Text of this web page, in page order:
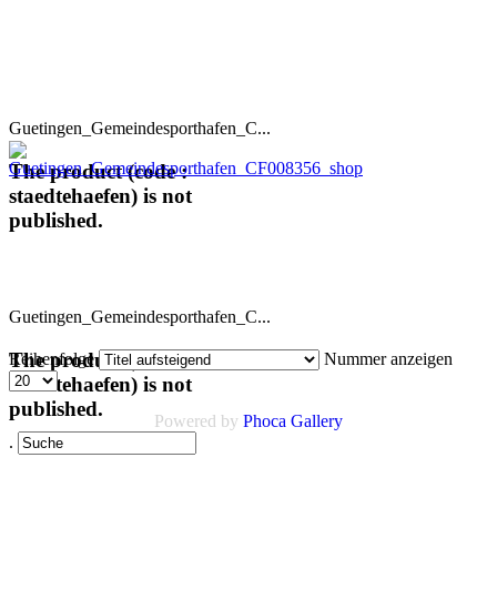
Guetingen_Gemeindesporthafen_C...
The product (code :
staedtehaefen) is not
published.
Guetingen_Gemeindesporthafen_C...
The product (code :
staedtehaefen) is not
published.
Reihenfolge Nummer anzeigen
Powered by Phoca Gallery
.